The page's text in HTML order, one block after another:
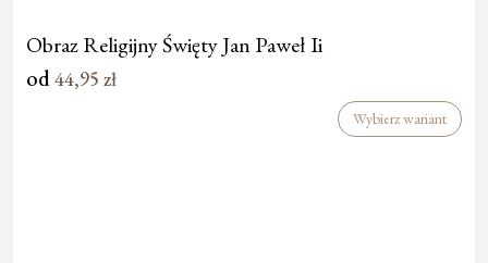
Obraz Religijny Święty Jan Paweł Ii
od44,95 zł
Wybierz wariant